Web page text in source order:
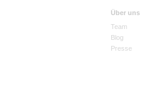
Über uns
Team
Blog
Presse